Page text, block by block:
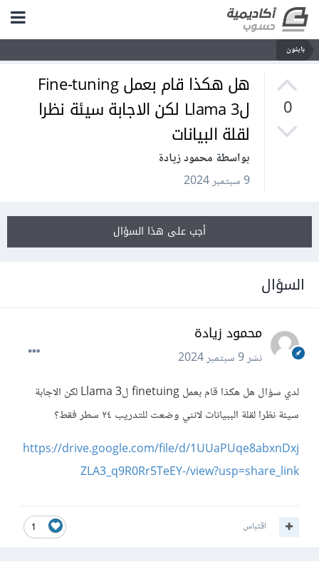
بايثون
0
هل هكذا قام بعمل Fine-tuning
لLlama 3 لكن الاجابة سيئة نظرا
لقلة البيانات
بواسطة محمود زيادة
9 سبتمبر 2024
أجب على هذا السؤال
السؤال
محمود زيادة
نشر9 سبتمبر 2024
لدي سؤال هل هكذا قام بعمل finetuing لLlama 3 لكن الاجابة
سيئة نظرا لقلة الببيانات لانني وضعت للتدريب ٢٤ سطر فقط؟
https://drive.google.com/file/d/1UUaPUqe8abxnDxj
ZLA3_q9R0Rr5TeEY-/view?usp=share_link
1 اقتباس